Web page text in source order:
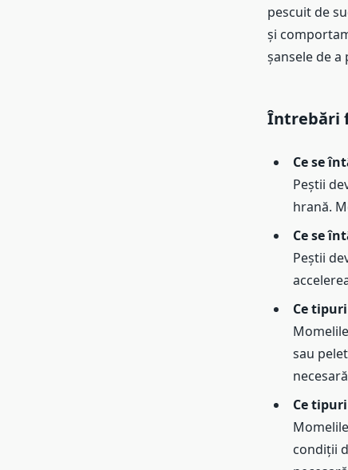
pescuit de
și
șansele de a
Întrebări
Ce se
Peștii
hrană.
Ce se
Peștii
Ce
sau
Ce
condiții